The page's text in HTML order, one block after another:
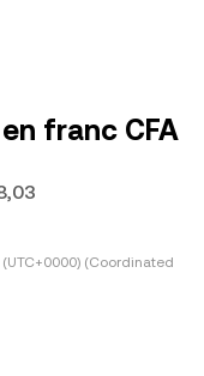
franc CFA
(Coordinated